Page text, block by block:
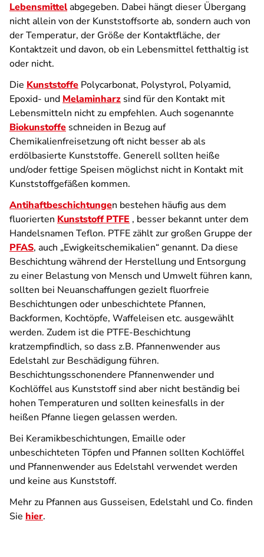
Lebensmittelabgegeben. Dabei hängt dieser Übergang
nicht allein von der Kunststoffsorte ab, sondern auch von
der Temperatur, der Größe der Kontaktfläche, der
Kontaktzeit und davon, ob ein Lebensmittel fetthaltig ist
oder nicht.
Die Kunststoffe Polycarbonat, Polystyrol, Polyamid,
Epoxid- und Melaminharz sind für den Kontakt mit
Lebensmitteln nicht zu empfehlen. Auch sogenannte
Biokunstoffe schneiden in Bezug auf
Chemikalienfreisetzung oft nicht besser ab als
erdölbasierte Kunststoffe. Generell sollten heiße
und/oder fettige Speisen möglichst nicht in Kontakt mit
Kunststoffgefäßen kommen.
Antihaftbeschichtungen bestehen häufig aus dem
fluorierten Kunststoff PTFE , besser bekannt unter dem
Handelsnamen Teflon. PTFE zählt zur großen Gruppe der
PFAS, auch „Ewigkeitschemikalien“ genannt. Da diese
Beschichtung während der Herstellung und Entsorgung
zu einer Belastung von Mensch und Umwelt führen kann,
sollten bei Neuanschaffungen gezielt fluorfreie
Beschichtungen oder unbeschichtete Pfannen,
Backformen, Kochtöpfe, Waffeleisen etc. ausgewählt
werden. Zudem ist die PTFE-Beschichtung
kratzempfindlich, so dass z.B. Pfannenwender aus
Edelstahl zur Beschädigung führen.
Beschichtungsschonendere Pfannenwender und
Kochlöffel aus Kunststoff sind aber nicht beständig bei
hohen Temperaturen und sollten keinesfalls in der
heißen Pfanne liegen gelassen werden.
Bei Keramikbeschichtungen, Emaille oder
unbeschichteten Töpfen und Pfannen sollten Kochlöffel
und Pfannenwender aus Edelstahl verwendet werden
und keine aus Kunststoff.
Mehr zu Pfannen aus Gusseisen, Edelstahl und Co. finden
Sie hier.